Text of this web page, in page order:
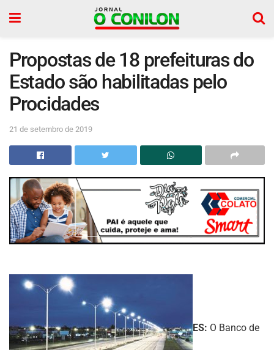
Propostas de 18 prefeituras do
Estado são habilitadas pelo
Procidades
21 de setembro de 2019
ES: O Banco de